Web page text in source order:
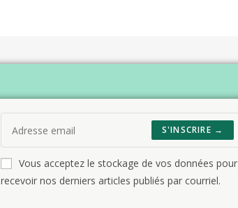
S'INSCRIRE →
Vous acceptez le stockage de vos données pour
recevoir nos derniers articles publiés par courriel.